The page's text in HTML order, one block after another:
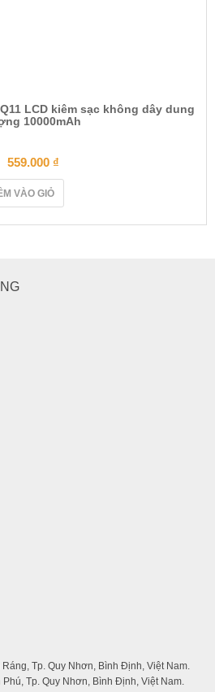
LCD kiêm sạc không dây dung
10000mAh
559.000 ₫
VÀO GIỎ
Tp. Quy Nhơn, Bình Định, Việt Nam.
Phú, Tp. Quy Nhơn, Bình Định, Việt Nam.